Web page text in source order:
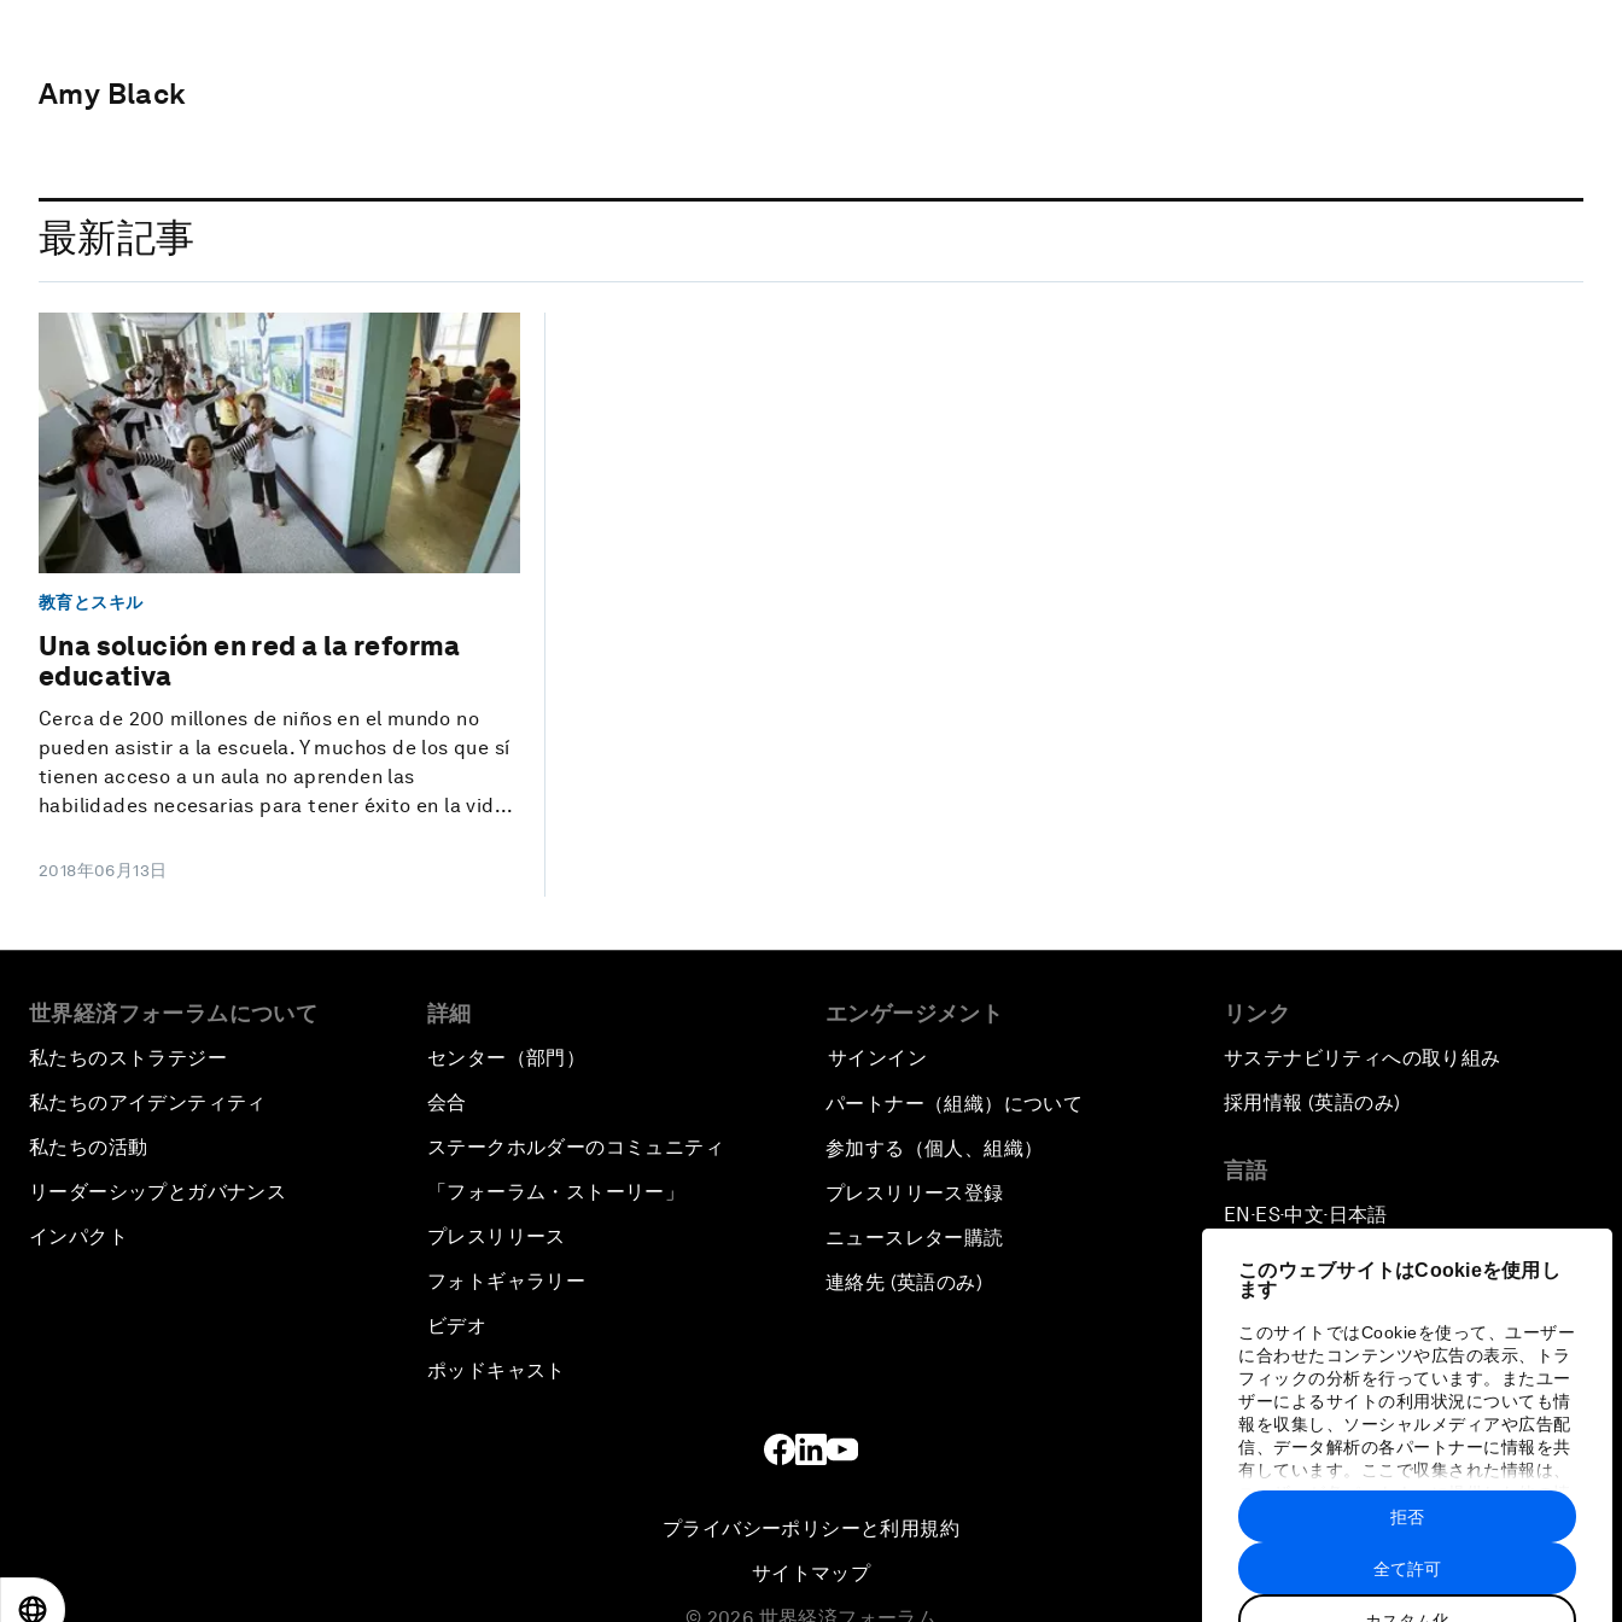
このウェブサイトはCookieを使用し
ます
このサイトではCookieを使って、ユーザー
に合わせたコンテンツや広告の表示、トラ
フィックの分析を行っています。またユー
ザーによるサイトの利用状況についても情
報を収集し、ソーシャルメディアや広告配
信、データ解析の各パートナーに情報を共
有しています。ここで収集された情報は、
ユーザーが各パートナーに提供した他の情
報や各パートナーのサービスを使用した際
に収集された情報と組み合わされ、各パー
トナーによって使用されることがありま
す。
全て許可
拒否
Amy Black
最新記事
教育とスキル
Una solución en red a la reforma
educativa
Cerca de 200 millones de niños en el mundo no
pueden asistir a la escuela. Y muchos de los que sí
tienen acceso a un aula no aprenden las
habilidades necesarias para tener éxito en la vid...
2018年06月13日
世界経済フォーラムについて
私たちのストラテジー
私たちのアイデンティティ
私たちの活動
リーダーシップとガバナンス
インパクト
詳細
センター（部門）
会合
ステークホルダーのコミュニティ
「フォーラム・ストーリー」
プレスリリース
フォトギャラリー
ビデオ
ポッドキャスト
エンゲージメント
サインイン
パートナー（組織）について
参加する（個人、組織）
プレスリリース登録
ニュースレター購読
連絡先 (英語のみ)
リンク
サステナビリティへの取り組み
採用情報 (英語のみ)
言語
EN ▪ ES▪中文▪ 日本語
プライバシーポリシーと利用規約
サイトマップ